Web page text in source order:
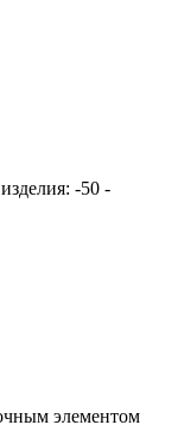
-50 -
элементом